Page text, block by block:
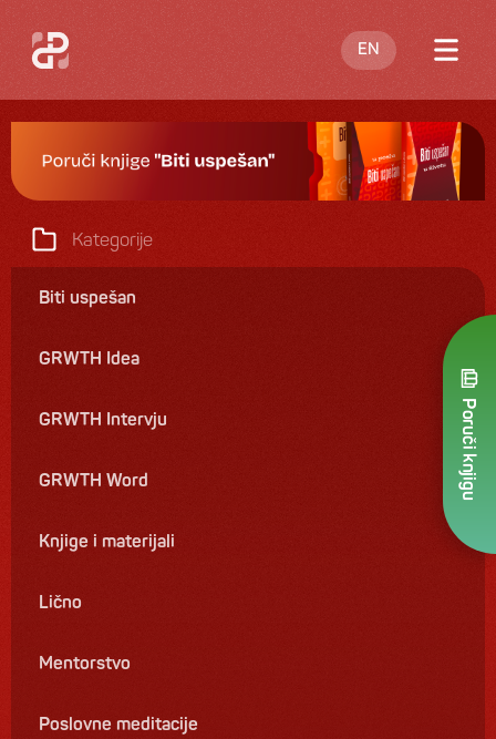
EN
O meni
Blog
Knjige
Kontakt
Poruči knjigu
Kategorije
Biti uspešan
GRWTH Idea
GRWTH Intervju
GRWTH Word
Knjige i materijali
Lično
Mentorstvo
Poslovne meditacije